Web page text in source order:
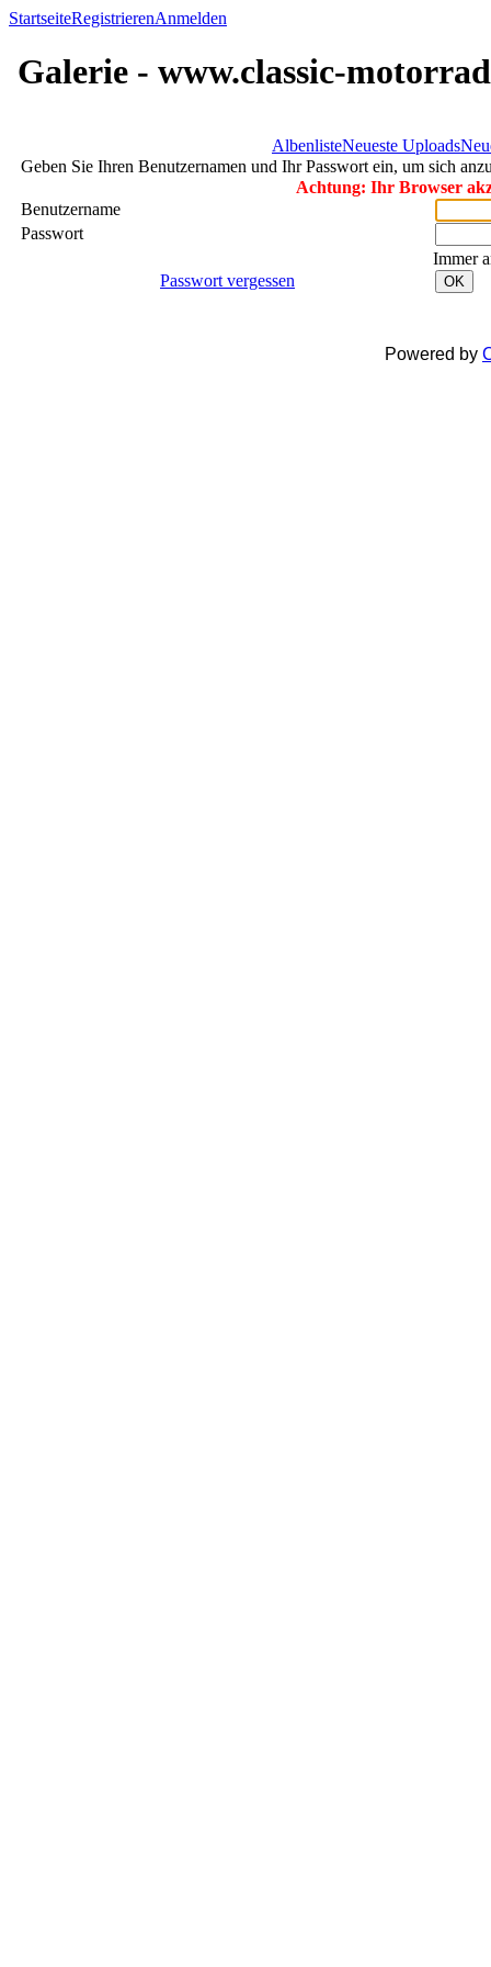
StartseiteRegistrierenAnmelden
Galerie - www.classic-
AlbenlisteNeueste Uploads
Geben Sie Ihren Benutzernamen und Ihr Passwort ein, um sich
Achtung: Ihr Browser
Benutzername
Passwort
Immer
Passwort vergessen
OK
Powered by